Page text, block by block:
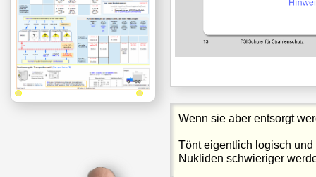
Wenn sie aber entsorgt
Tönt eigentlich logisch
Nukliden schwieriger